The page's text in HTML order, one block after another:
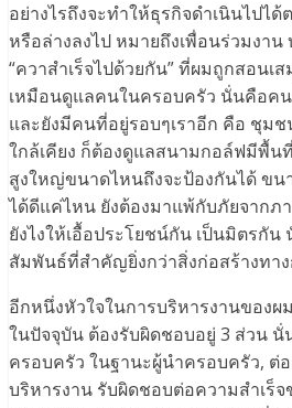
อย่างไรถึงจะทำให้ธุรกิจดำเนินไปไ
หรือล่างลงไป หมายถึงเพื่อนร่วมงาน
“ควาสำเร็จไปด้วยกัน” ที่ผมถูกสอนเ
เหมือนดูแลคนในครอบครัว นั่นคือคน
และยังมีคนที่อยู่รอบๆเราอีก คือ ชุม
ใกล้เคียง ก็ต้องดูแลสนามกอล์ฟมีพื้น
สูงใหญ่ขนาดไหนถึงจะป้องกันได้ ขน
ได้ดีแค่ไหน ยังต้องมาแพ้กับภัยจากภ
ยังไงให้เอื้อประโยชน์กัน เป็นมิตรกัน
สัมพันธ์ที่สำคัญยิ่งกว่าสิ่งก่อสร้างทา
อีกหนึ่งหัวใจในการบริหารงานของผ
ในปัจจุบัน ต้องรับผิดชอบอยู่ 3 ส่วน
ครอบครัว ในฐานะผู้นำครอบครัว, ต่
บริหารงาน รับผิดชอบต่อความสำเร็